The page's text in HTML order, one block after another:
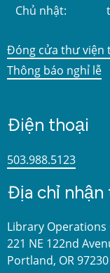
Chủ nhật:
Đóng cửa thư viện
Thông báo nghỉ lễ
Điện thoại
503.988.5123
Địa chỉ nhận
Library Operations
221 NE 122nd
Portland, OR 97230